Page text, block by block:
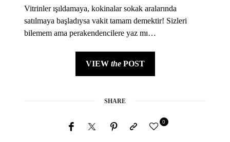
Vitrinler ışıldamaya, kokinalar sokak aralarında
satılmaya başladıysa vakit tamam demektir! Sizleri
bilemem ama perakendencilere yaz mı…
VIEW thePOST
SHARE
0